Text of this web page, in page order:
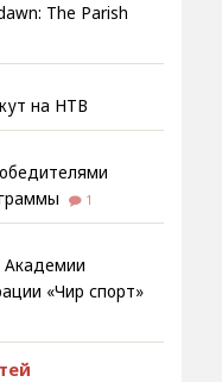
The Parish
на НТВ
1
Академии
«Чир спорт»